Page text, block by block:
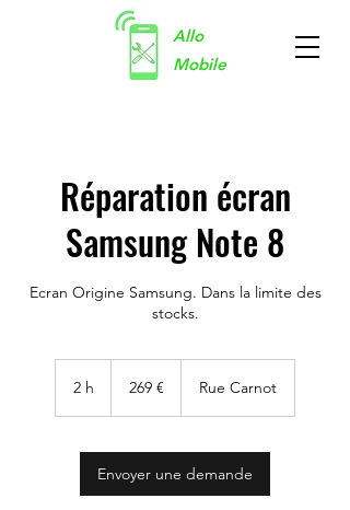
Allo
Mobile
Réparation écran
Samsung Note 8
Ecran Origine Samsung. Dans la limite des
stocks.
2 h 269 € Rue Carnot
Envoyer une demande